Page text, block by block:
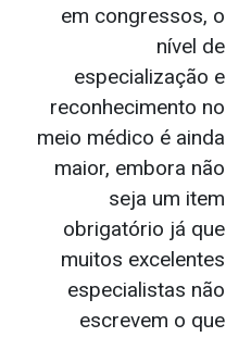
em congressos, o
nível de
especialização e
reconhecimento no
meio médico é ainda
maior, embora não
seja um item
obrigatório já que
muitos excelentes
especialistas não
escrevem o que